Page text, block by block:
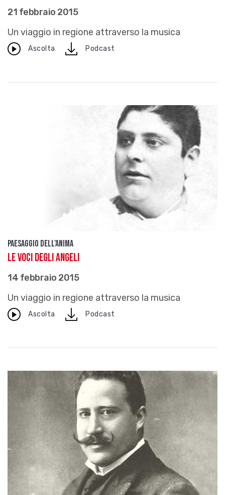
21 febbraio 2015
Un viaggio in regione attraverso la musica
Ascolta downloadPodcast
Paesaggio dell'anima
Le voci degli angeli
14 febbraio 2015
Un viaggio in regione attraverso la musica
Ascolta downloadPodcast